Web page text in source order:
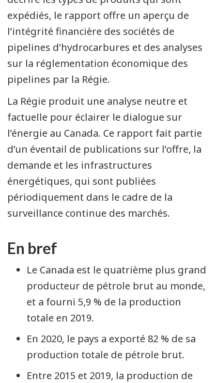
expédiés, le rapport offre un aperçu de
l’intégrité financière des sociétés de
pipelines d’hydrocarbures et des analyses
sur la réglementation économique des
pipelines par la Régie.
La Régie produit une analyse neutre et
factuelle pour éclairer le dialogue sur
l’énergie au Canada. Ce rapport fait partie
d’un éventail de publications sur l’offre, la
demande et les infrastructures
énergétiques, qui sont publiées
périodiquement dans le cadre de la
surveillance continue des marchés.
En bref
Le Canada est le quatrième plus grand
producteur de pétrole brut au monde,
et a fourni 5,9 % de la production
totale en 2019.
En 2020, le pays a exporté 82 % de sa
production totale de pétrole brut.
Entre 2015 et 2019, la production de